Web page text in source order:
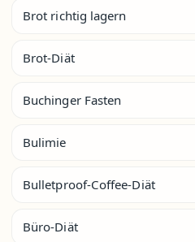
Brot richtig lagern
Brot-Diät
Buchinger Fasten
Bulimie
Bulletproof-Coffee-Diät
Büro-Diät